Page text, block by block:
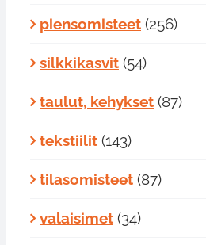
piensomisteet (256)
silkkikasvit (54)
taulut, kehykset (87)
tekstiilit (143)
tilasomisteet (87)
valaisimet (34)